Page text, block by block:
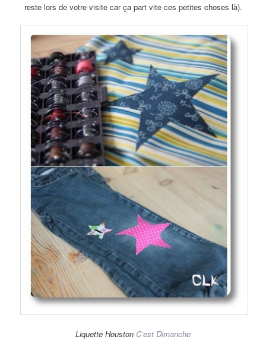
reste lors de votre visite car ça part vite ces petites choses là).
Liquette Houston C’est Dimanche